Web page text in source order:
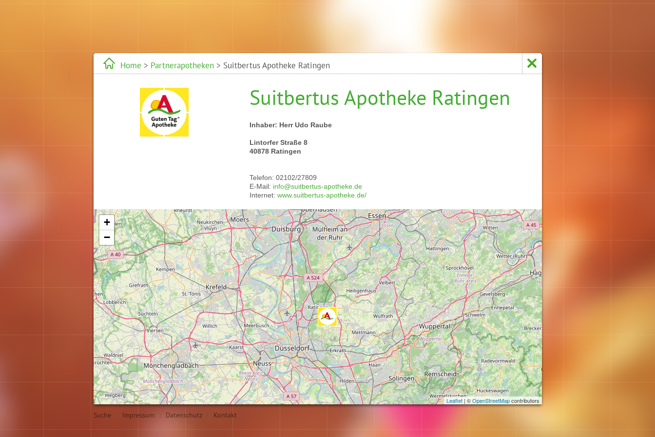
Home > Partnerapotheken > Suitbertus Apotheke Ratingen
Suitbertus Apotheke Ratingen
Inhaber: Herr Udo Raube
Lintorfer Straße 8
40878 Ratingen
Telefon: 02102/27809
E-Mail: info@suitbertus-apotheke.de
Internet: www.suitbertus-apotheke.de/
Karte wird geladen...
+
−
Leaflet| ©OpenStreetMapcontributors
Suche | Impressum | Datenschutz | Kontakt